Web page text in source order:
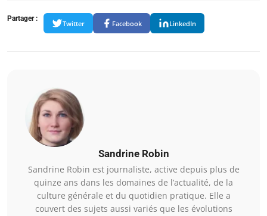
Partager :
Twitter Facebook LinkedIn
Sandrine Robin
Sandrine Robin est journaliste, active depuis plus de
quinze ans dans les domaines de l’actualité, de la
culture générale et du quotidien pratique. Elle a
couvert des sujets aussi variés que les évolutions